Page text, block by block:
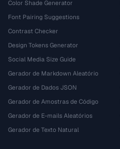
Color Shade Generator
Font Pairing Suggestions
Contrast Checker
Design Tokens Generator
Social Media Size Guide
Gerador de Markdown Aleatório
Gerador de Dados JSON
Gerador de Amostras de Código
Gerador de E-mails Aleatórios
Gerador de Texto Natural